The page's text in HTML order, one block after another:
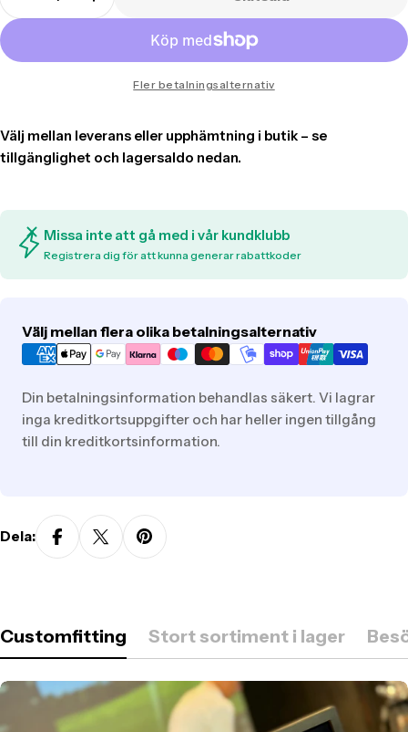
missing:
sv.products.product.quantity.label
Translation missing:
Translation missing:
Fler betalningsalternativ
Missa inte att gå med i vår kundklubb
Registrera dig för att kunna generar rabattkoder
Välj mellan flera olika betalningsalternativ
Translation
missing:
Din betalningsinformation behandlas säkert. Vi lagrar
inga kreditkortsuppgifter och har heller ingen tillgång
till din kreditkortsinformation.
Dela:
Customfitting Stort sortiment i lager